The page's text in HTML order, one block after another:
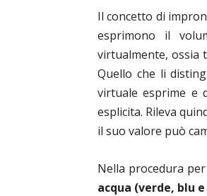
Il concetto di
esprimono il
virtualmente, ossia
Quello che li
virtuale esprime e
esplicita. Rileva
il suo valore può
Nella procedura
acqua (verde, blu